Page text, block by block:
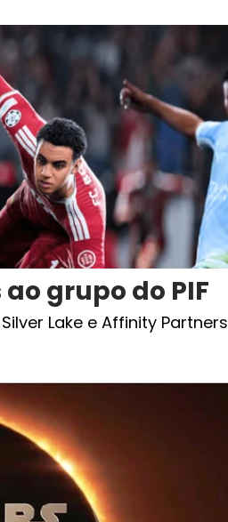
grupo do PIF
Lake e Affinity Partners